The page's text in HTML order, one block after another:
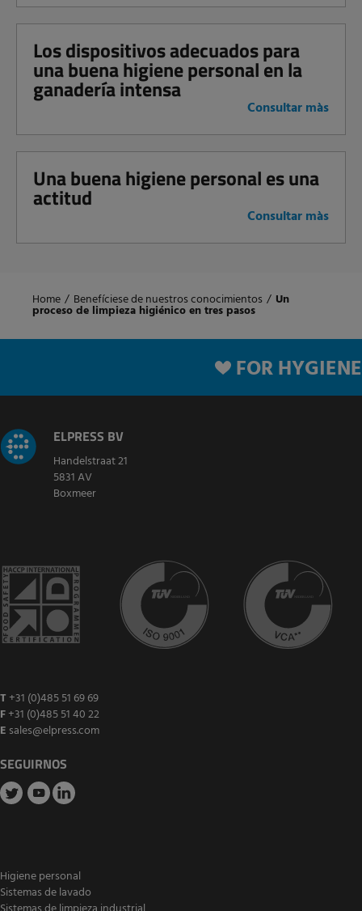
Los dispositivos adecuados para
una buena higiene personal en la
ganadería intensa
Consultar màs
Una buena higiene personal es una
actitud
Consultar màs
Home / Benefíciese de nuestros conocimientos / Un
proceso de limpieza higiénico en tres pasos
FOR HYGIENE
ELPRESS BV
Handelstraat 21
5831 AV
Boxmeer
T +31 (0)485 51 69 69
F+31 (0)485 51 40 22
E sales@elpress.com
SEGUIRNOS
Higiene personal
Sistemas de lavado